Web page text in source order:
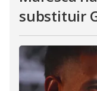
substituir